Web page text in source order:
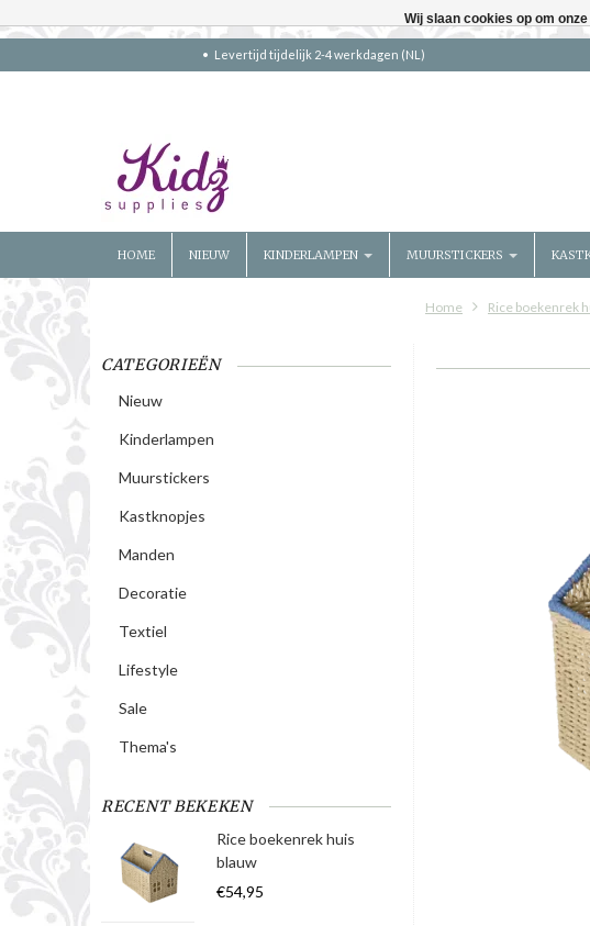
Levertijd tijdelijk 2-4 werkdagen (NL)
HOME NIEUW KINDERLAMPEN MUURSTICKERS
Home Rice boekenrek
CATEGORIEËN
Nieuw
Kinderlampen
Muurstickers
Kastknopjes
Manden
Decoratie
Textiel
Lifestyle
Sale
Thema's
RECENT BEKEKEN
Rice boekenrek huis
blauw
€54,95
Wij slaan cookies op om